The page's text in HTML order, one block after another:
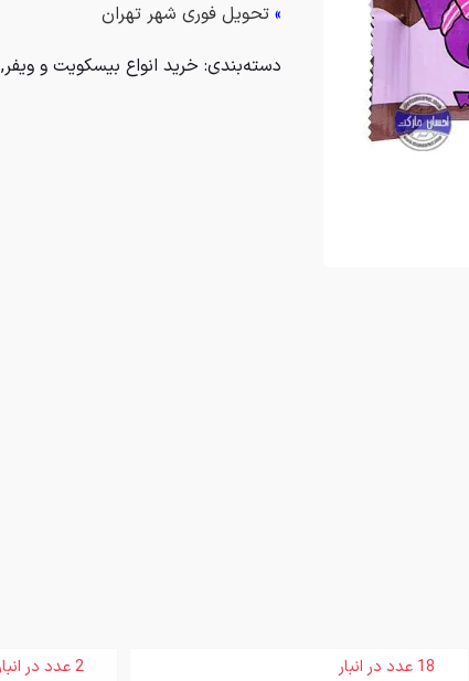
» تحویل فوری شهر تهران
دسته‌بندی: خرید انواع بیسکویت و ویفر,
18 عدد در انبار 2 عدد در انبار